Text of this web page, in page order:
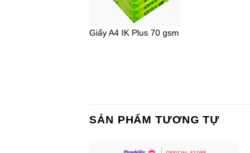
Giấy A4 IK Plus 70 gsm
SẢN PHẨM TƯƠNG TỰ